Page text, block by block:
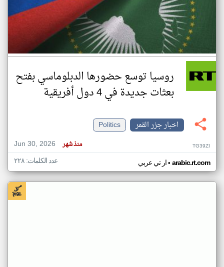
روسيا توسع حضورها الدبلوماسي بفتح
بعثات جديدة في 4 دول أفريقية
اخبار جزر القمر
Politics
Jun 30, 2026
منذ شهر TG39ZI
ار تي عربي• arabic.rt.com عدد الكلمات: ٢٢٨